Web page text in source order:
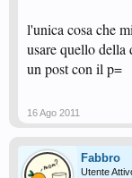
l'unica cosa che
usare quello della
un post con il p=
16 Ago 2011
Fabbro
Utente